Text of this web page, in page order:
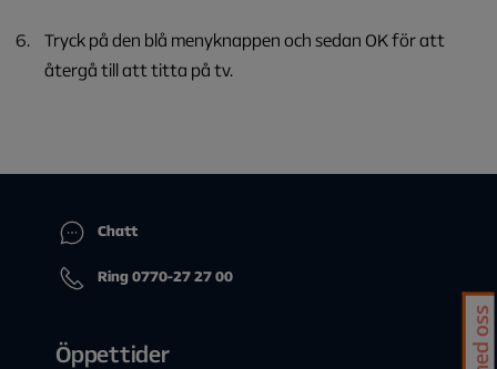
Tryck på den blå menyknappen och sedan OK för att
återgå till att titta på tv.
Chatt
Ring 0770-27 27 00
Öppettider